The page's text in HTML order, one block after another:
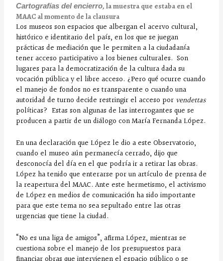
Cartografías del encierro, la muestra que estaba en el
MAAC al momento de la clausura
Los museos son espacios que albergan el acervo cultural,
histórico e identitario del país, en los que se juegan
prácticas de mediación que le permiten a la ciudadanía
tener acceso participativo a los bienes culturales. Son
lugares para la democratización de la cultura dada su
vocación pública y el libre acceso. ¿Pero qué ocurre cuando
el manejo de fondos no es transparente o cuando una
autoridad de turno decide restringir el acceso por vendettas
políticas? Estas son algunas de las interrogantes que se
producen a partir de un diálogo con María Fernanda López.
En una declaración que López le dio a este Observatorio,
cuando el museo aún permanecía cerrado, dijo que
desconocía del día en el que podría ir a retirar las obras.
López ha tenido que enterarse por un artículo de prensa de
la reapertura del MAAC. Ante este hermetismo, el activismo
de López en medios de comunicación ha sido importante
para que este tema no sea sepultado entre las otras
urgencias que tiene la ciudad.
“No es una liga de amigos”, afirma López, mientras se
cuestiona sobre el manejo de los presupuestos para